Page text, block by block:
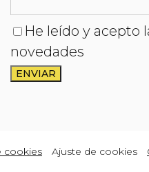
He leído y acepto
novedades
cookies Ajuste de cookies